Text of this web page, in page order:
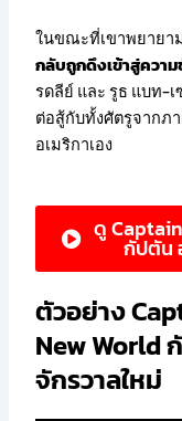
ในขณะที่เขาพยาย
กลับถูกดึงเข้าสู่ควา
รดลีย์ และ รูธ แบท-
ต่อสู้กับทั้งศัตรูจากภ
อเมริกาเอง
ดู
กัปตัน
ตัวอย่าง
New World
จักรวาลใหม่